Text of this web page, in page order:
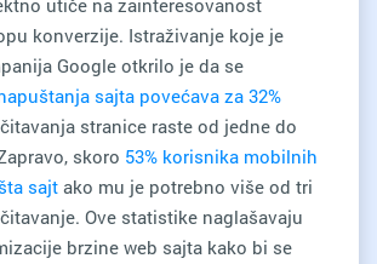
utiče na zainteresovanost
konverzije. Istraživanje koje je
Google otkrilo je da se
sajta povećava za 32%
stranice raste od jedne do
skoro 53% korisnika mobilnih
sajt ako mu je potrebno više od tri
Ove statistike naglašavaju
brzine web sajta kako bi se